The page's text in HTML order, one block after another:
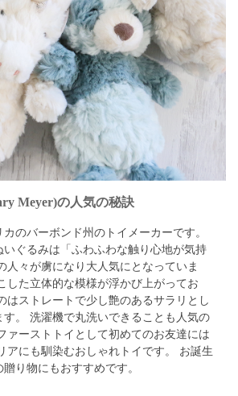
Meyer)の人気の秘訣
カのバーボンド州のトイメーカーです。
いぐるみは「ふわふわな触り心地が気持
人々が虜になり大人気にとなっていま
した立体的な模様が浮かび上がってお
はストレートで少し艶のあるサラリとし
す。 洗濯機で丸洗いできることも人気の
ァーストトイとして初めてのお友達には
アにも馴染むおしゃれトイです。 お誕生
り物にもおすすめです。